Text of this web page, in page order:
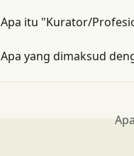
Apa itu "Kurator/
Apa yang dimaksud